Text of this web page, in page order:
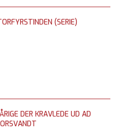
(SERIE)
DER KRAVLEDE UD AD